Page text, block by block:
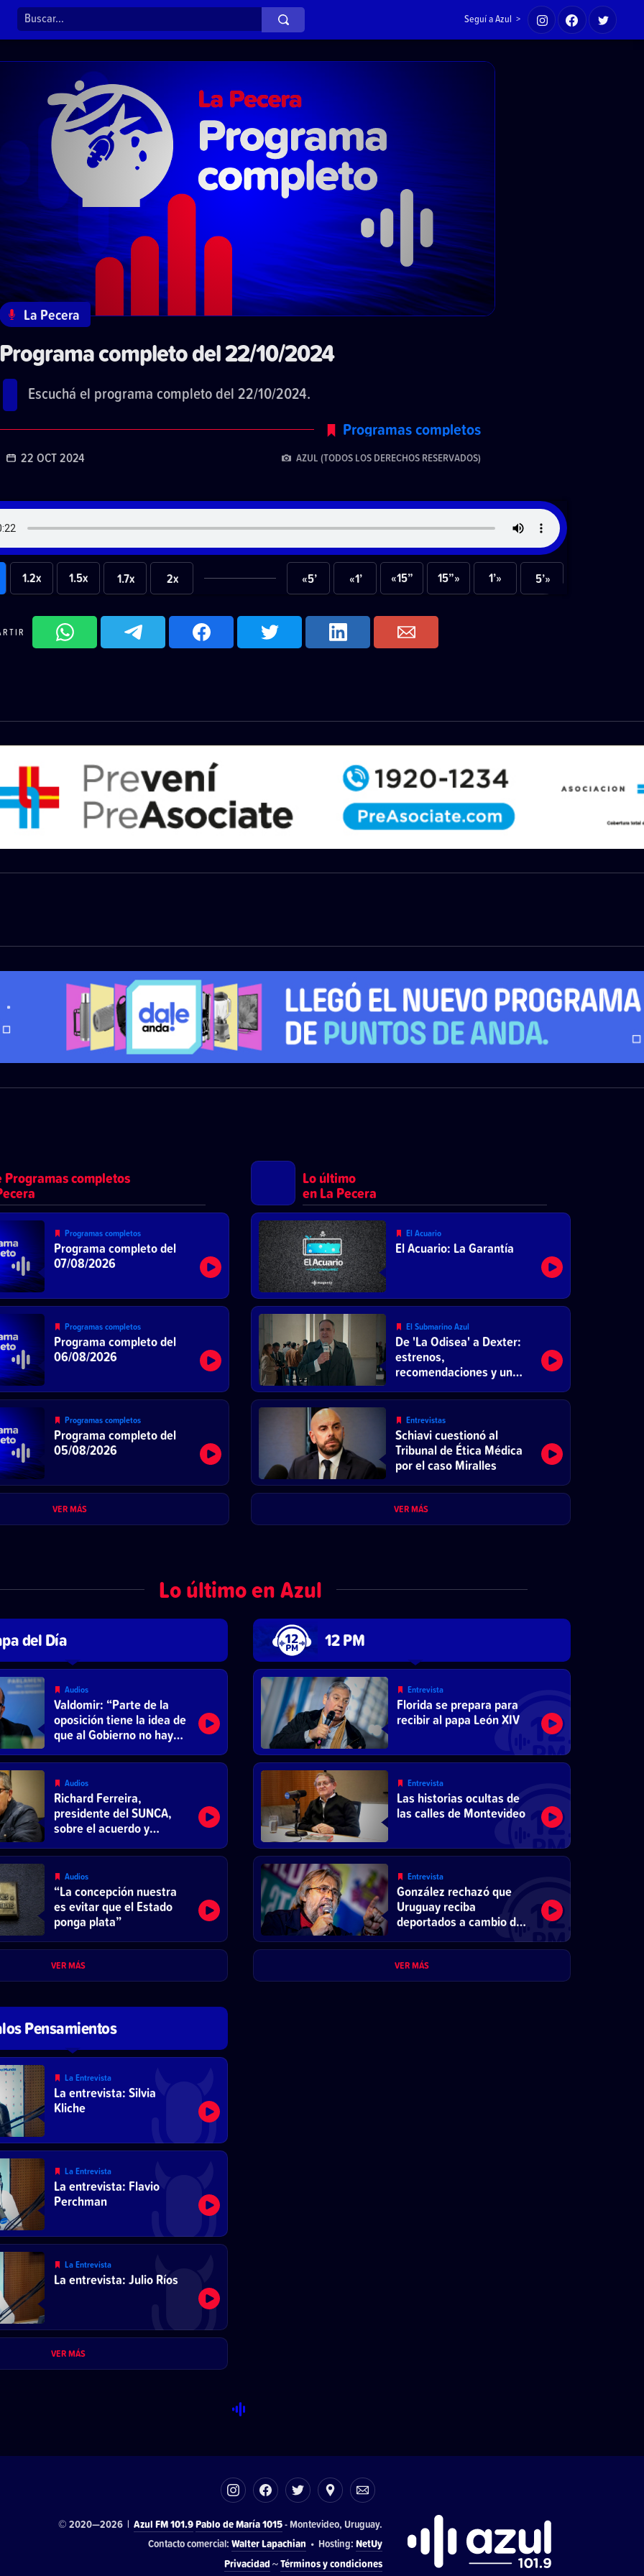
Seguí a Azul >
La Pecera
Programa completo del 22/10/2024
Escuchá el programa completo del 22/10/2024.
Programas completos
AZUL (TODOS LOS DERECHOS RESERVADOS)
22 OCT 2024
1.2x 1.5x 1.7x 2x «5’ «1’ «15” 15”» 1’» 5’»
Programas completos
Programas completos
Programa completo del
07/08/2026
Programas completos
Programa completo del
06/08/2026
Programas completos
Programa completo del
05/08/2026
VER MÁS
Lo último
en La Pecera
El Acuario
El Acuario: La Garantía
El Submarino Azul
De 'La Odisea' a Dexter:
estrenos,
recomendaciones y un
Entrevistas
Schiavi cuestionó al
Tribunal de Ética Médica
por el caso Miralles
VER MÁS
Lo último en Azul
del Día
Audios
Valdomir: “Parte de la
oposición tiene la idea de
que al Gobierno no hay
agua”
Audios
Richard Ferreira,
presidente del SUNCA,
sobre el acuerdo y
laboral
Audios
“La concepción nuestra
es evitar que el Estado
ponga plata”
VER MÁS
12 PM
Entrevista
Florida se prepara para
recibir al papa León XIV
Entrevista
Las historias ocultas de
las calles de Montevideo
Entrevista
González rechazó que
Uruguay reciba
deportados a cambio de
VER MÁS
Pensamientos
La Entrevista
La entrevista: Silvia
Kliche
La Entrevista
La entrevista: Flavio
Perchman
La Entrevista
La entrevista: Julio Ríos
VER MÁS
© 2020—2026 | Azul FM 101.9Pablo de María 1015- Montevideo, Uruguay.
Contacto comercial:Walter Lapachian • Hosting:NetUy
Privacidad~Términos y condiciones